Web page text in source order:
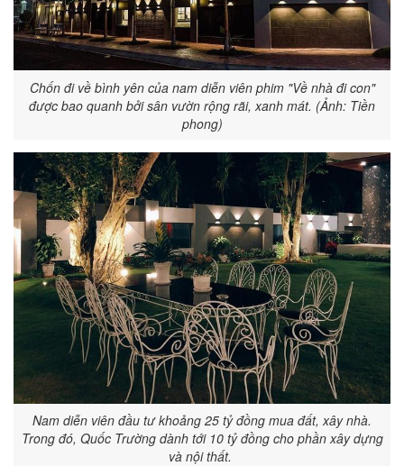
Chốn đi về bình yên của nam diễn viên phim "Về nhà đi con"
được bao quanh bởi sân vườn rộng rãi, xanh mát. (Ảnh: Tiền
phong)
Nam diễn viên đầu tư khoảng 25 tỷ đồng mua đất, xây nhà.
Trong đó, Quốc Trường dành tới 10 tỷ đồng cho phần xây dựng
và nội thất.